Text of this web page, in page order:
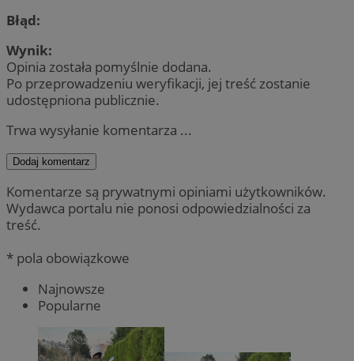
Błąd:
Wynik:
Opinia została pomyślnie dodana.
Po przeprowadzeniu weryfikacji, jej treść zostanie
udostępniona publicznie.
Trwa wysyłanie komentarza ...
Dodaj komentarz
Komentarze są prywatnymi opiniami użytkowników.
Wydawca portalu nie ponosi odpowiedzialności za
treść.
* pola obowiązkowe
Najnowsze
Popularne